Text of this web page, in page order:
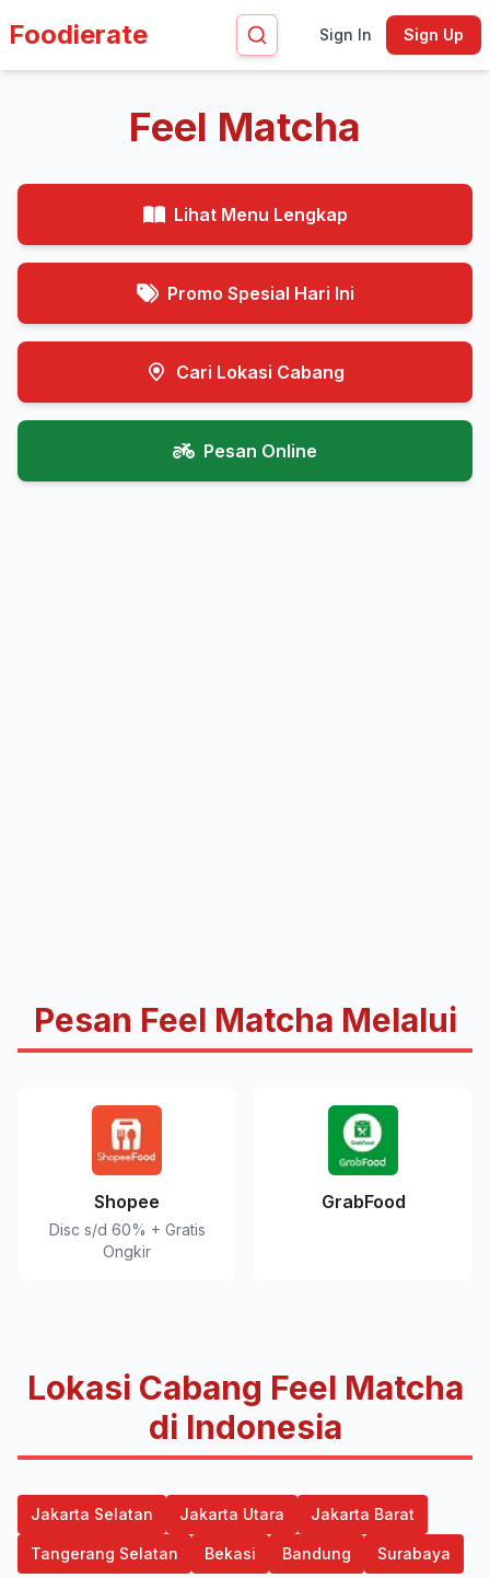
Foodierate Sign In Sign Up
Feel Matcha
Lihat Menu Lengkap
Promo Spesial Hari Ini
Cari Lokasi Cabang
Pesan Online
Pesan Feel Matcha Melalui
Shopee
Disc s/d 60% + Gratis
Ongkir
GrabFood
Lokasi Cabang Feel Matcha
di Indonesia
Jakarta Selatan Jakarta Utara Jakarta Barat
Tangerang Selatan Bekasi Bandung Surabaya